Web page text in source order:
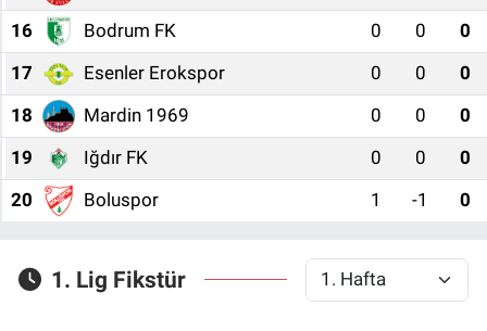
16
Bodrum FK 0 0
0
17
Esenler Erokspor 0 0
0
18
Mardin 1969 0 0
0
19
Iğdır FK 0 0
0
20
Boluspor 1 -1 0
1. Lig Fikstür